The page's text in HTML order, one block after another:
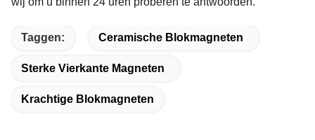
Taggen: Ceramische Blokmagneten
Sterke Vierkante Magneten
Krachtige Blokmagneten